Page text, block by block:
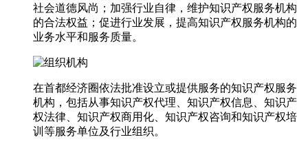
社会道德风尚；加强行业自律，维护知识产权服务机构
的合法权益；促进行业发展，提高知识产权服务机构的
业务水平和服务质量。
在首都经济圈依法批准设立或提供服务的知识产权服务
机构，包括从事知识产权代理、知识产权信息、知识产
权法律、知识产权商用化、知识产权咨询和知识产权培
训等服务单位及行业组织。